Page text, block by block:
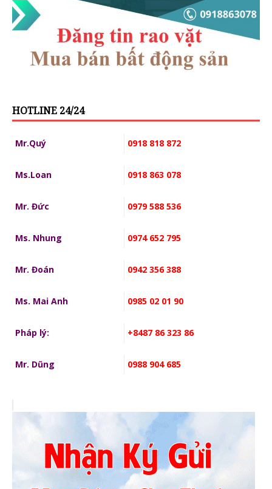
HOTLINE 24/24
Mr.Quý 0918 818 872
Ms.Loan 0918 863 078
Mr. Đức 0979 588 536
Ms. Nhung 0974 652 795
Mr. Đoán 0942 356 388
Ms. Mai Anh 0985 02 01 90
Pháp lý: +8487 86 323 86
Mr. Dũng 0988 904 685